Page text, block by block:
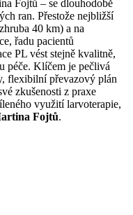
Fojtů –⁠ se dlouhodobě
ran. Přestože nejbližší
40 km) a na
řadu pacientů
PL vést stejně kvalitně,
péče. Klíčem je pečlivá
flexibilní převazový plán
zkušenosti z praxe
využití larvoterapie,
Fojtů.